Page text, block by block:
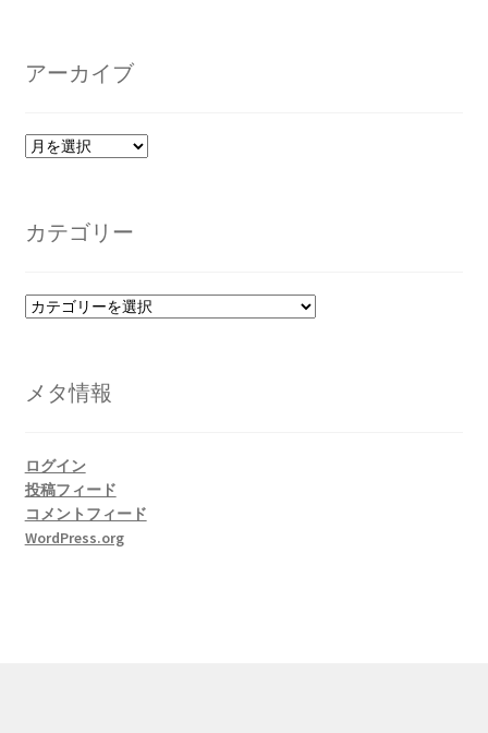
アーカイブ
ア
ブ
カテゴリー
カ
ー
メタ情報
ログイン
投稿フィード
コメントフィード
WordPress.org